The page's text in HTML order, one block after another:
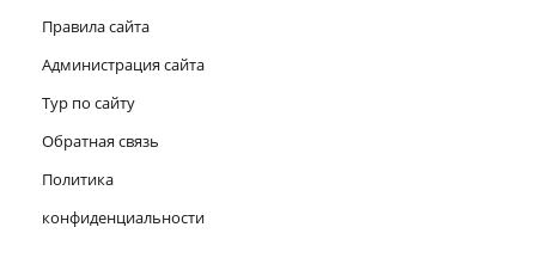
Правила сайта
Администрация сайта
Тур по сайту
Обратная связь
Политика
конфиденциальности